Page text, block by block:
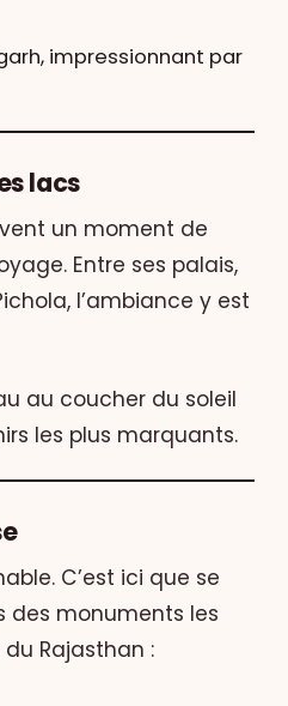
impressionnant par
lacs
un moment de
Entre ses palais,
l’ambiance y est
au coucher du soleil
les plus marquants.
C’est ici que se
monuments les
Rajasthan :